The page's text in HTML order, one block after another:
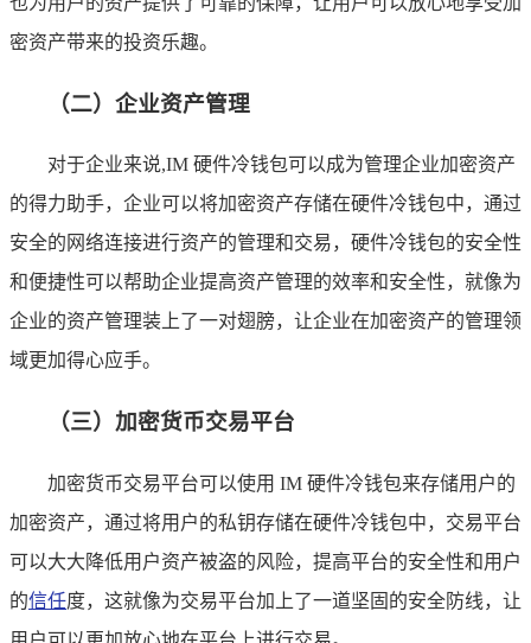
密资产带来的投资乐趣。
（二）企业资产管理
对于企业来说,IM 硬件冷钱包可以成为管理企业加密资产
的得力助手，企业可以将加密资产存储在硬件冷钱包中，通过
安全的网络连接进行资产的管理和交易，硬件冷钱包的安全性
和便捷性可以帮助企业提高资产管理的效率和安全性，就像为
企业的资产管理装上了一对翅膀，让企业在加密资产的管理领
域更加得心应手。
（三）加密货币交易平台
加密货币交易平台可以使用 IM 硬件冷钱包来存储用户的
加密资产，通过将用户的私钥存储在硬件冷钱包中，交易平台
可以大大降低用户资产被盗的风险，提高平台的安全性和用户
的信任度，这就像为交易平台加上了一道坚固的安全防线，让